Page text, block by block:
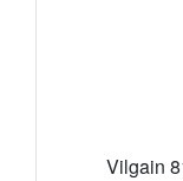
Vilgain